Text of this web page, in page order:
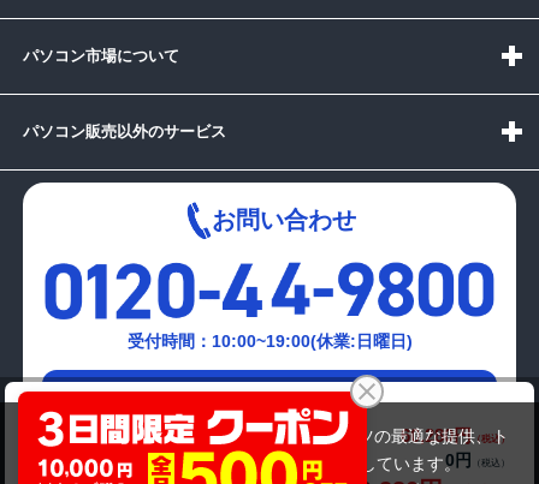
DELL Latitude 5320 (第11世代Corei7）
商品価格(税込) 60,280円
69,801円
オプション小計価格(税込)
0円
パソコン市場について
パソコン販売以外のサービス
お問い合わせ
受付時間：10:00~19:00(休業:日曜日)
メールでの
お問い合わせはこちら
当サイトでは利用体験の向上およびコンテンツの最適な提供、ト
ラフィックの分析を目的としてCookieを使用しています。